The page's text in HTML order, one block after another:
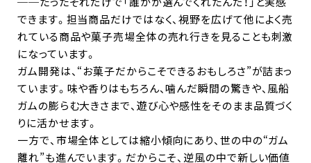
できます。担当商品だけではなく、視野を広げて他によく売
れている商品や菓子売場全体の売れ行きを見ることも刺激
になっています。
ガム開発は、“お菓子だからこそできるおもしろさ”が詰まっ
ています。味や香りはもちろん、噛んだ瞬間の驚きや、風船
ガムの膨らむ大きさまで、遊び心や感性をそのまま品質づく
りに活かせます。
一方で、市場全体としては縮小傾向にあり、世の中の“ガム
離れ”も進んでいます。だからこそ、逆風の中で新しい価値